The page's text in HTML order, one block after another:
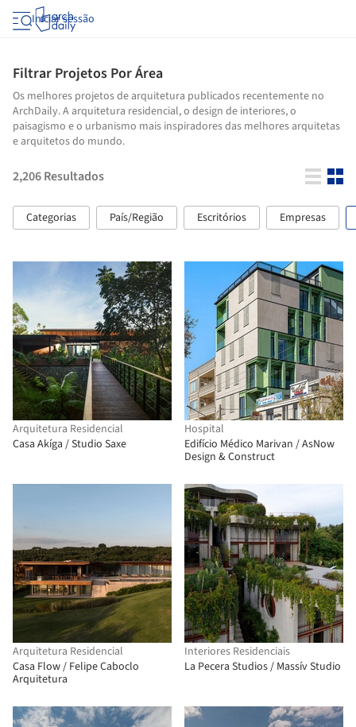
Iniciar sessão
Filtrar Projetos Por Área
Os melhores projetos de arquitetura publicados recentemente no
ArchDaily. A arquitetura residencial, o design de interiores, o
paisagismo e o urbanismo mais inspiradores das melhores arquitetas
e arquitetos do mundo.
2,206Resultados
Categorias País/Região Escritórios Empresas
Arquitetura Residencial
Casa Akíga / Studio Saxe
Hospital
Edifício Médico Marivan / AsNow
Design & Construct
Arquitetura Residencial
Casa Flow / Felipe Caboclo
Arquitetura
Interiores Residenciais
La Pecera Studios / Massív Studio